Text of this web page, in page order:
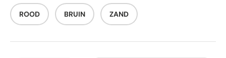
ROOD BRUIN ZAND